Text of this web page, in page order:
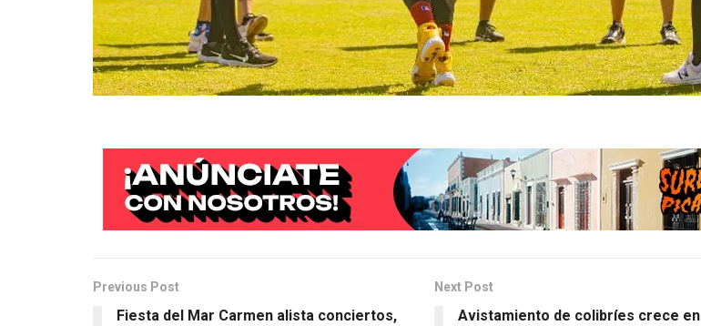
Previous Post
Fiesta del Mar Carmen alista conciertos,
Next Post
Avistamiento de colibríes crece en